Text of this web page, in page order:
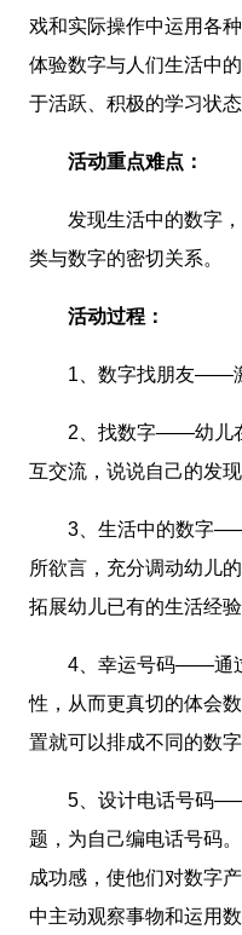
戏和实际操作中运用各
体验数字与人们生活中
于活跃、积极的学习状态
活动重点难点：
发现生活中的数字，
类与数字的密切关系。
活动过程：
1、数字找朋友——激
2、找数字——幼儿在
互交流，说说自己的发现
3、生活中的数字——
所欲言，充分调动幼儿
拓展幼儿已有的生活经验
4、幸运号码——通过
性，从而更真切的体会
置就可以排成不同的数字
5、设计电话号码——
题，为自己编电话号码
成功感，使他们对数字
中主动观察事物和运用